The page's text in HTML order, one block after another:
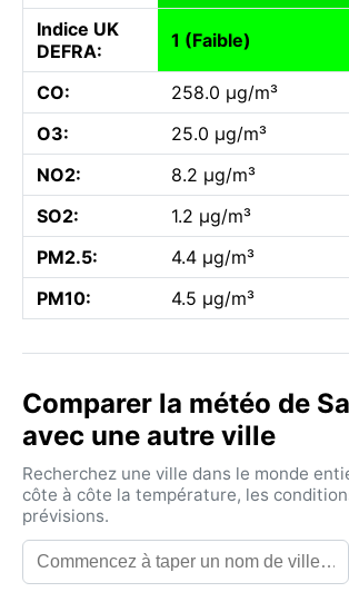
Indice UK
DEFRA:
1 (Faible)
CO:
258.0 µg/m³
O3:
25.0 µg/m³
NO2:
8.2 µg/m³
SO2:
1.2 µg/m³
PM2.5:
4.4 µg/m³
PM10:
4.5 µg/m³
Comparer la météo de
avec une autre ville
Recherchez une ville dans le monde
côte à côte la température, les
prévisions.